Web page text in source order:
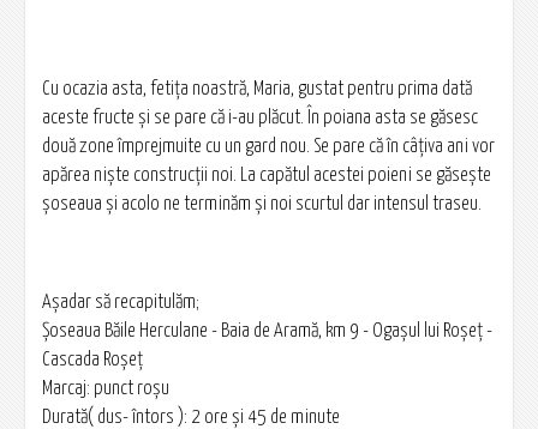
Cu ocazia asta, fetiţa noastră, Maria, gustat pentru prima dată
aceste fructe şi se pare că i-au plăcut. În poiana asta se găsesc
două zone împrejmuite cu un gard nou. Se pare că în câţiva ani vor
apărea nişte construcţii noi. La capătul acestei poieni se găseşte
şoseaua şi acolo ne terminăm şi noi scurtul dar intensul traseu.
Aşadar să recapitulăm;
Şoseaua Băile Herculane - Baia de Aramă, km 9 - Ogaşul lui Roșeț -
Cascada Roșeț
Marcaj: punct roşu
Durată( dus- întors ): 2 ore şi 45 de minute